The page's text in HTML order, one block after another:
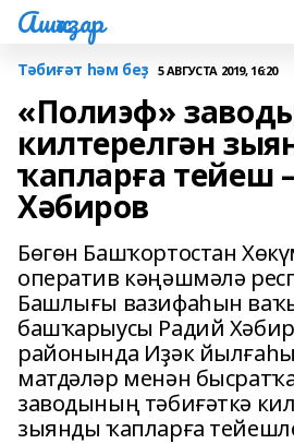
Ашҡаҙар
Тәбиғәт һәм беҙ 5 АВГУСТА 2019, 16:20
«Полиэф»
килтерелгән
ҡапларға тейеш
Хәбиров
Бөгөн Башҡортостан
оператив кәңәшмәлә
Башлығы вазифаһын
башҡарыусы Радий
районында Иҙәк
матдәләр менән
заводының тәбиғәткә
зыянды ҡапларға